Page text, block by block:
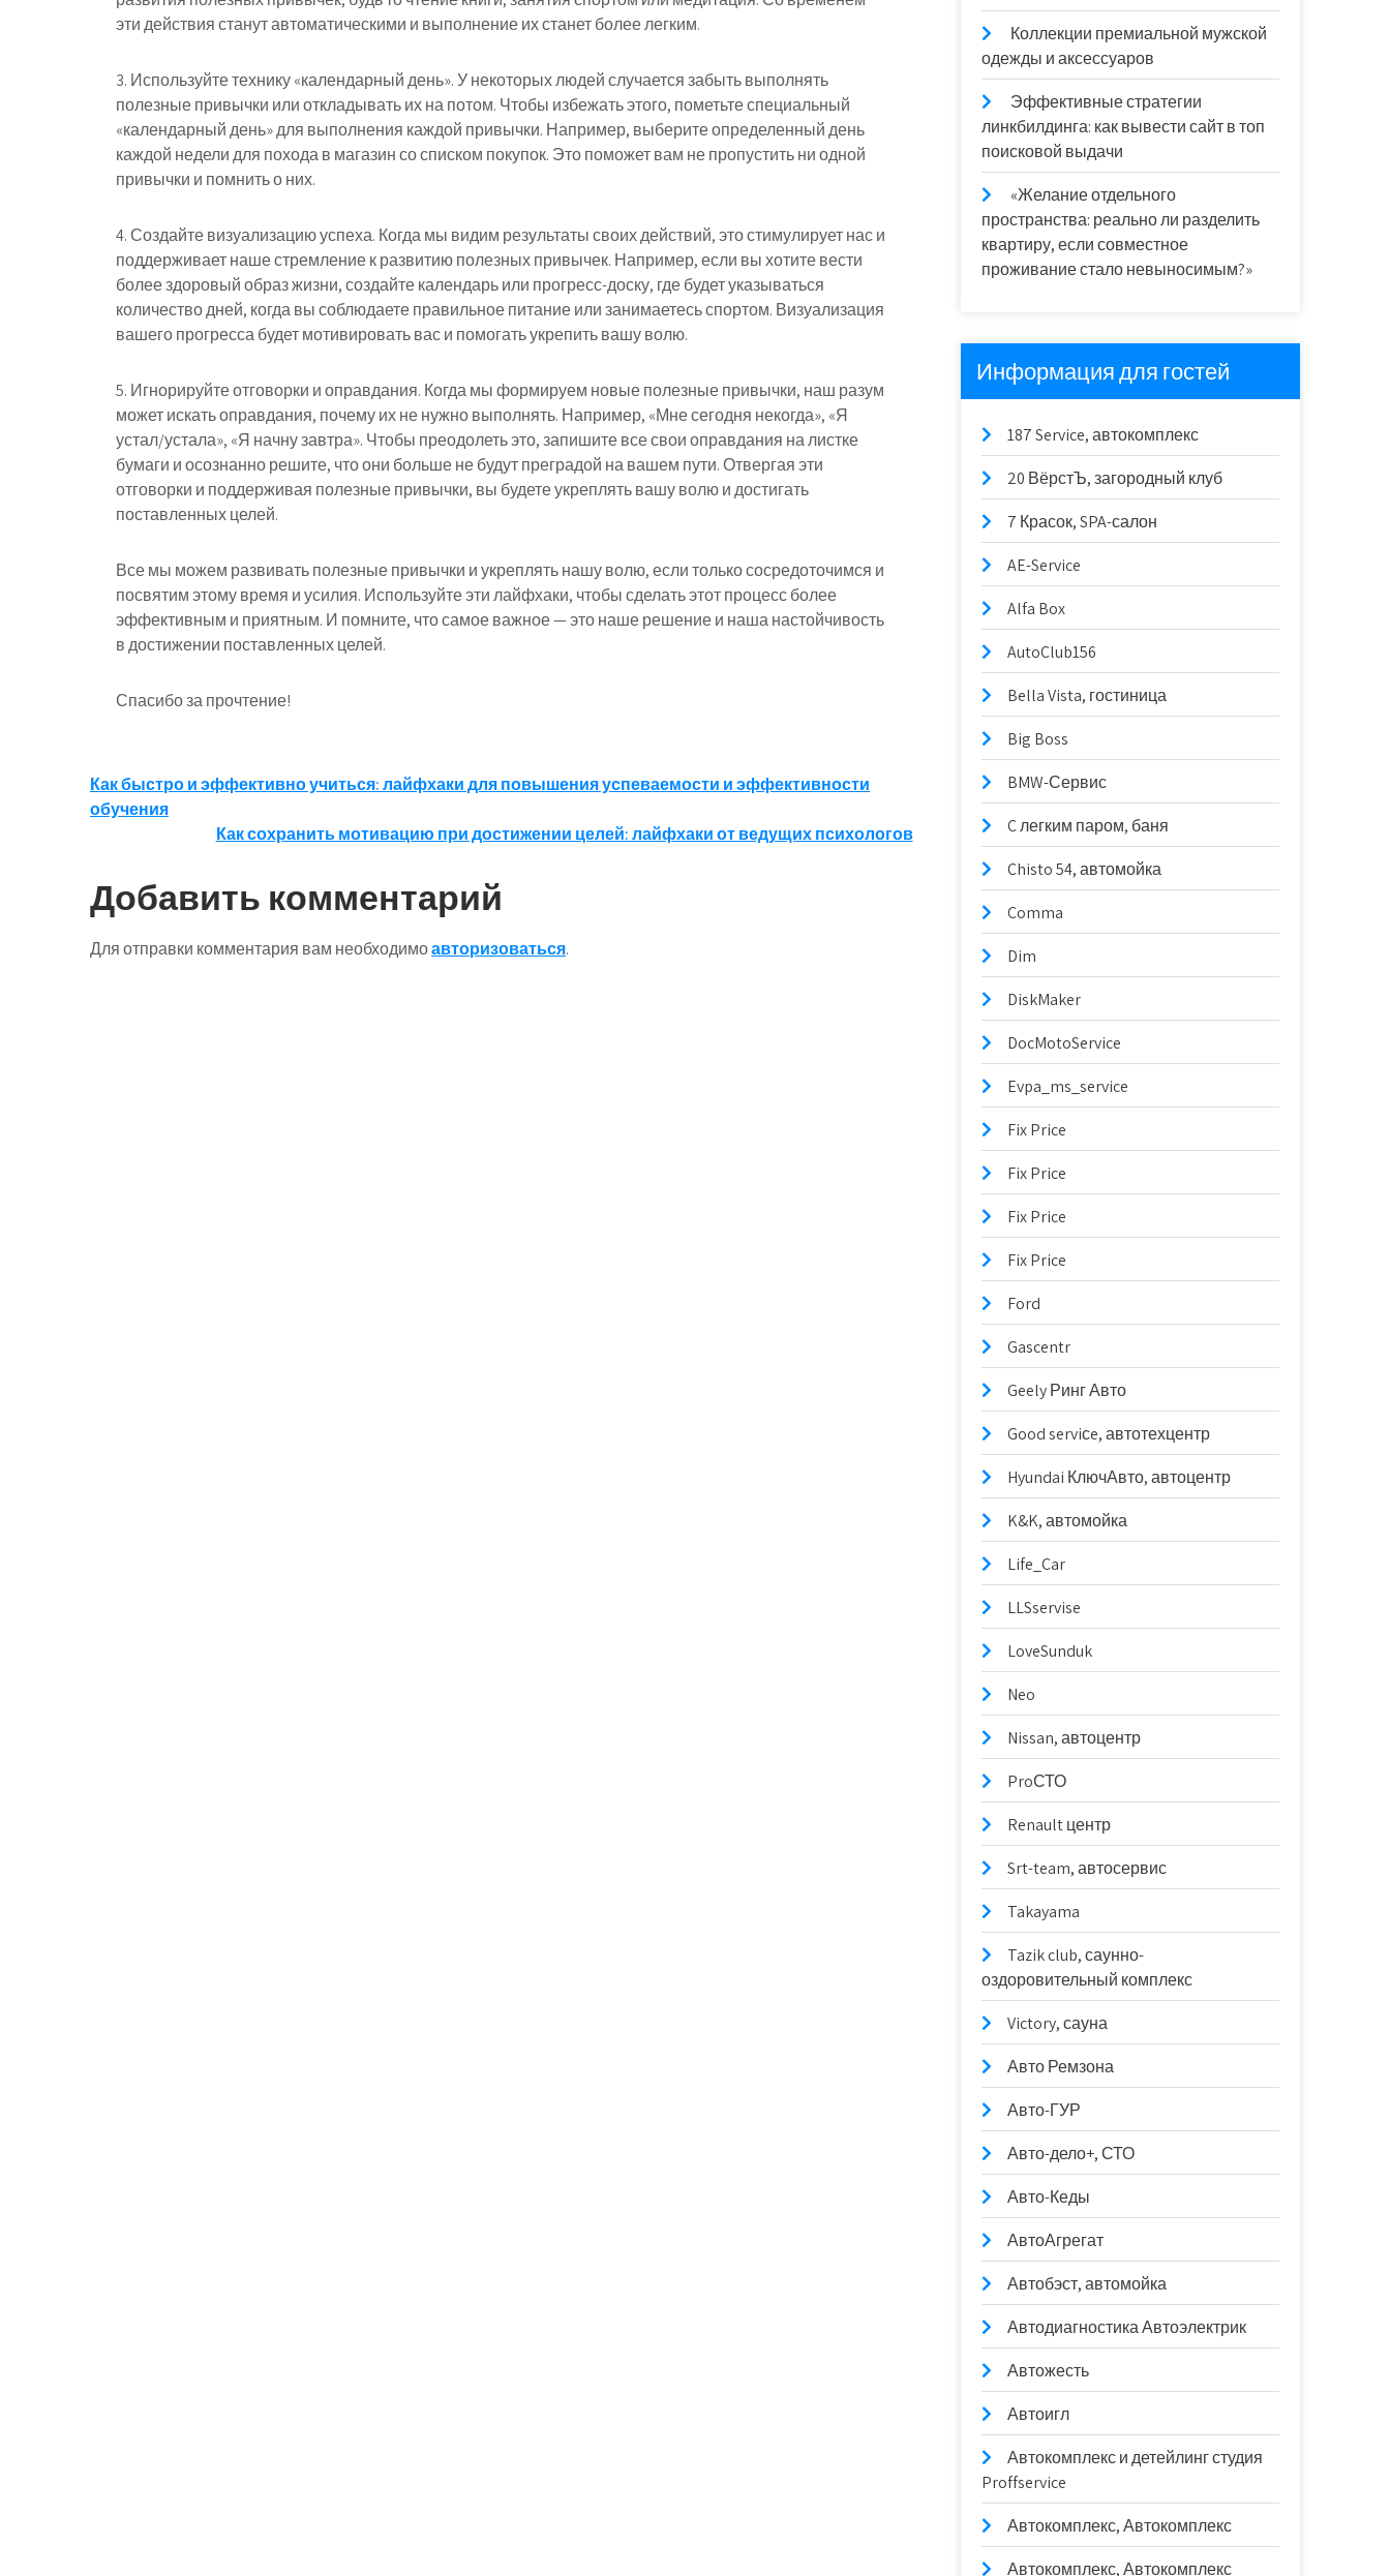
эти действия станут автоматическими и выполнение их станет более легким.
3. Используйте технику «календарный день». У некоторых людей случается забыть выполнять
полезные привычки или откладывать их на потом. Чтобы избежать этого, пометьте специальный
«календарный день» для выполнения каждой привычки. Например, выберите определенный день
каждой недели для похода в магазин со списком покупок. Это поможет вам не пропустить ни одной
привычки и помнить о них.
4. Создайте визуализацию успеха. Когда мы видим результаты своих действий, это стимулирует нас и
поддерживает наше стремление к развитию полезных привычек. Например, если вы хотите вести
более здоровый образ жизни, создайте календарь или прогресс-доску, где будет указываться
количество дней, когда вы соблюдаете правильное питание или занимаетесь спортом. Визуализация
вашего прогресса будет мотивировать вас и помогать укрепить вашу волю.
5. Игнорируйте отговорки и оправдания. Когда мы формируем новые полезные привычки, наш разум
может искать оправдания, почему их не нужно выполнять. Например, «Мне сегодня некогда», «Я
устал/устала», «Я начну завтра». Чтобы преодолеть это, запишите все свои оправдания на листке
бумаги и осознанно решите, что они больше не будут преградой на вашем пути. Отвергая эти
отговорки и поддерживая полезные привычки, вы будете укреплять вашу волю и достигать
поставленных целей.
Все мы можем развивать полезные привычки и укреплять нашу волю, если только сосредоточимся и
посвятим этому время и усилия. Используйте эти лайфхаки, чтобы сделать этот процесс более
эффективным и приятным. И помните, что самое важное — это наше решение и наша настойчивость
в достижении поставленных целей.
Спасибо за прочтение!
Навигация
по
Как быстро и эффективно учиться: лайфхаки для повышения успеваемости и эффективности
обучения
Как сохранить мотивацию при достижении целей: лайфхаки от ведущих психологов
Добавить комментарий
Для отправки комментария вам необходимоавторизоваться.
Коллекции премиальной мужской
одежды и аксессуаров
Эффективные стратегии
линкбилдинга: как вывести сайт в топ
поисковой выдачи
«Желание отдельного
пространства: реально ли разделить
квартиру, если совместное
проживание стало невыносимым?»
Информация для гостей
187 Service, автокомплекс
20 ВёрстЪ, загородный клуб
7 Красок, SPA-салон
AE-Service
Alfa Box
AutoClub156
Bella Vista, гостиница
Big Boss
BMW-Сервис
C легким паром, баня
Chisto 54, автомойка
Comma
Dim
DiskMaker
DocMotoService
Evpa_ms_service
Fix Price
Fix Price
Fix Price
Fix Price
Ford
Gascentr
Geely Ринг Авто
Good serviсe, автотехцентр
Hyundai КлючАвто, автоцентр
K&K, автомойка
Life_Car
LLSservise
LoveSunduk
Neo
Nissan, автоцентр
ProСТО
Renault центр
Srt-team, автосервис
Takayama
Tazik club, саунно-
оздоровительный комплекс
Victory, сауна
Авто Ремзона
Авто-ГУР
Авто-дело+, СТО
Авто-Кеды
АвтоАгрегат
Автобэст, автомойка
Автодиагностика Автоэлектрик
Автожесть
Автоигл
Автокомплекс и детейлинг студия
Proffservice
Автокомплекс, Автокомплекс
Автокомплекс, Автокомплекс